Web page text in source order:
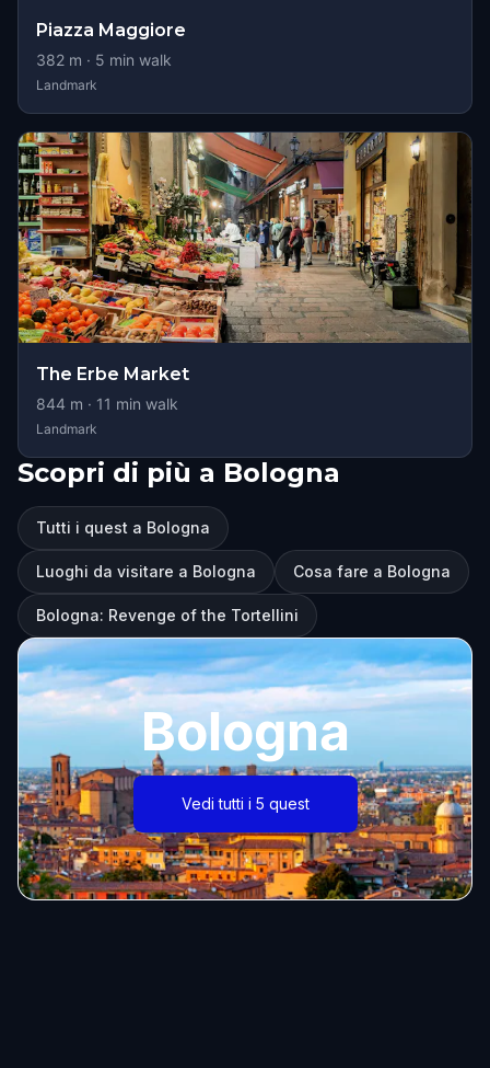
Piazza Maggiore
382 m · 5 min walk
Landmark
The Erbe Market
844 m · 11 min walk
Landmark
Scopri di più a Bologna
Tutti i quest a Bologna
Luoghi da visitare a Bologna Cosa fare a Bologna
Bologna: Revenge of the Tortellini
Bologna
Vedi tutti i 5 quest